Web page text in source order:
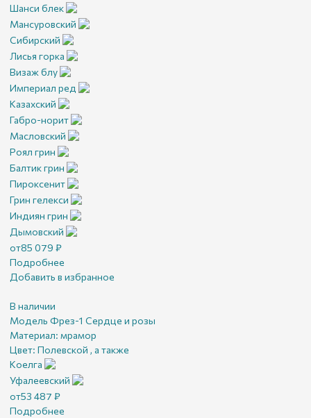
Шанси блек
Мансуровский
Сибирский
Лисья горка
Визаж блу
Империал ред
Казахский
Габро-норит
Масловский
Роял грин
Балтик грин
Пироксенит
Грин гелекси
Индиян грин
Дымовский
от85 079 ₽
Подробнее
Добавить в избранное
В наличии
Модель Фрез-1 Сердце и розы
Материал: мрамор
Цвет: Полевской , а также
Коелга
Уфалеевский
от53 487 ₽
Подробнее